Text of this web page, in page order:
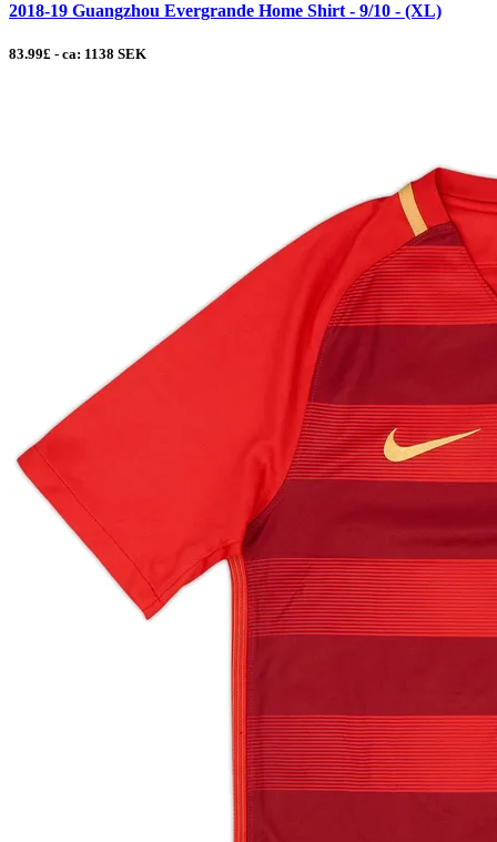
2018-19 Guangzhou Evergrande Home Shirt - 9/10 - (XL)
83.99£ - ca: 1138 SEK